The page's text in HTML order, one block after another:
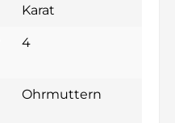
Karat
4
Ohrmuttern